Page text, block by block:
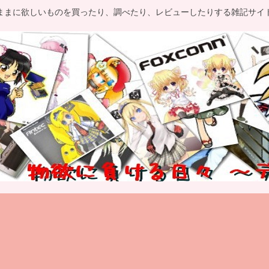
まに欲しいものを買ったり、調べたり、レビューしたりする雑記サイ